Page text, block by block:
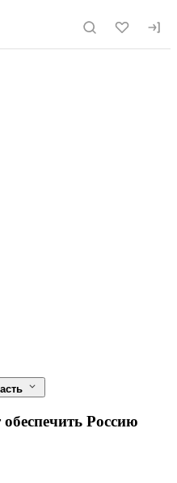
сайту vbakalee.ru
обеспечить
Россию